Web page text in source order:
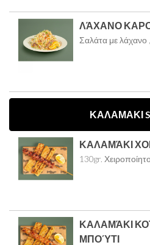
ΛΆΧΑΝΟ
Σαλάτα με λάχανο
ΚΑΛΑΜΑΚΙ
ΚΑΛΑΜΆΚΙ
130gr.
ΚΑΛΑΜΆΚΙ
ΜΠΟΎΤΙ